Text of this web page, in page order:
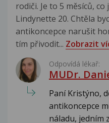
rodiči. Je to 5 měsíců,
Lindynette 20. Chtěla
antikoncepce narušit
tím přivodit... Zobrazit
Odpovídá lékař:
MUDr.
Paní Kristýno,
antikoncepce
náladu, jedním